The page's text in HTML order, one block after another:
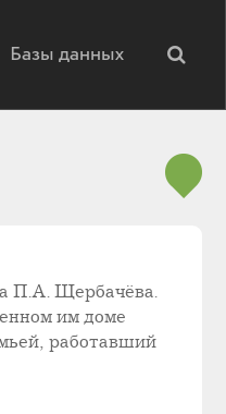
Базы данных
П.А. Щербачёва.
им доме
работавший